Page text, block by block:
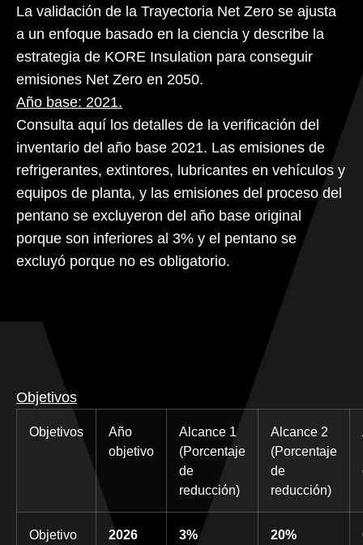
La validación de la Trayectoria Net Zero se ajusta
a un enfoque basado en la ciencia y describe la
estrategia de KORE Insulation para conseguir
emisiones Net Zero en 2050.
Año base: 2021.
Consulta aquí los detalles de la verificación del
inventario del año base 2021. Las emisiones de
refrigerantes, extintores, lubricantes en vehículos y
equipos de planta, y las emisiones del proceso del
pentano se excluyeron del año base original
porque son inferiores al 3% y el pentano se
excluyó porque no es obligatorio.
Objetivos
Objetivos
Año
objetivo
Alcance 1
(Porcentaje
de
reducción)
Alcance 2
(Porcentaje
de
reducción)
Objetivo
2026 3% 20%